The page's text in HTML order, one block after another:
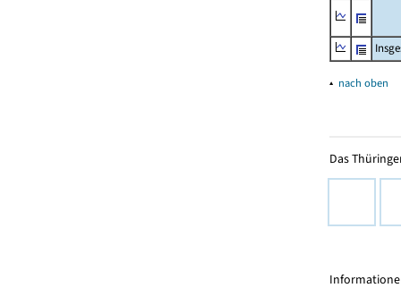
▴ nach oben
Das